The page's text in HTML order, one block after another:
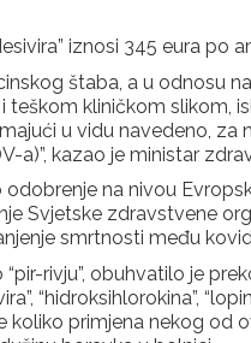
iznosi 345 eura po
štaba, a u odnosu
kliničkom slikom,
u vidu navedeno,
a)”, kazao je ministar
odobrenje na nivou
Svjetske zdravstvene
smrtnosti među
rivju”, obuhvatilo je
“hidroksihlorokina”,
koliko primjena nekog od